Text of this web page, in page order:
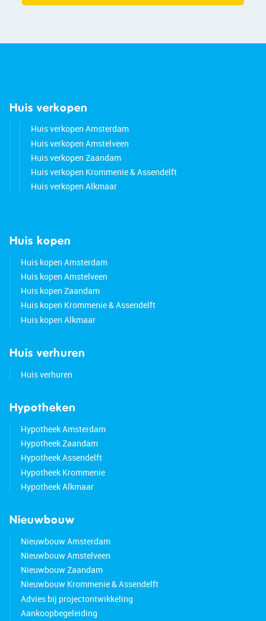
Huis verkopen
Huis verkopen Amsterdam
Huis verkopen Amstelveen
Huis verkopen Zaandam
Huis verkopen Krommenie & Assendelft
Huis verkopen Alkmaar
Huis kopen
Huis kopen Amsterdam
Huis kopen Amstelveen
Huis kopen Zaandam
Huis kopen Krommenie & Assendelft
Huis kopen Alkmaar
Huis verhuren
Huis verhuren
Hypotheken
Hypotheek Amsterdam
Hypotheek Zaandam
Hypotheek Assendelft
Hypotheek Krommenie
Hypotheek Alkmaar
Nieuwbouw
Nieuwbouw Amsterdam
Nieuwbouw Amstelveen
Nieuwbouw Zaandam
Nieuwbouw Krommenie & Assendelft
Advies bij projectontwikkeling
Aankoopbegeleiding